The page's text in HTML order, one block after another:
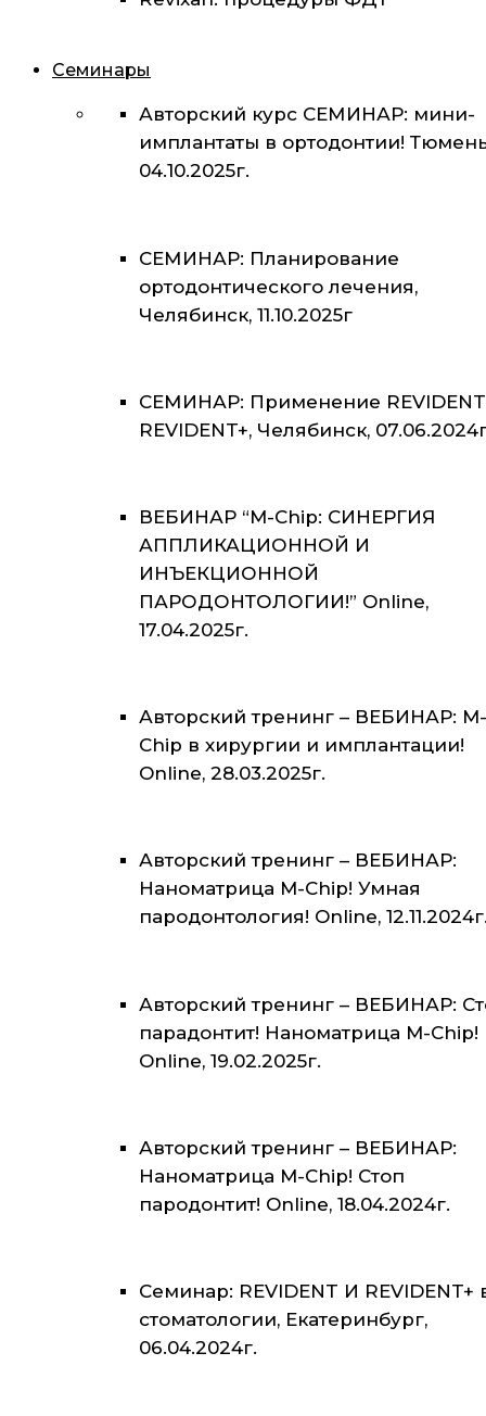
Семинары
Авторский курс СЕМИНАР: мини-
имплантаты в ортодонтии!
04.10.2025г.
СЕМИНАР: Планирование
ортодонтического лечения,
Челябинск, 11.10.2025г
СЕМИНАР: Применение
REVIDENT+, Челябинск,
ВЕБИНАР “M-Chip: СИНЕРГИЯ
АППЛИКАЦИОННОЙ И
ИНЪЕКЦИОННОЙ
ПАРОДОНТОЛОГИИ!” Online,
17.04.2025г.
Авторский тренинг – ВЕБИНАР: M-
Chip в хирургии и имплантации!
Online, 28.03.2025г.
Авторский тренинг – ВЕБИНАР:
Наноматрица M-Chip! Умная
пародонтология! Online,
Авторский тренинг – ВЕБИНАР:
парадонтит! Наноматрица M-Chip!
Online, 19.02.2025г.
Авторский тренинг – ВЕБИНАР:
Наноматрица M-Chip! Стоп
пародонтит! Online, 18.04.2024г.
Семинар: REVIDENT И REVIDENT+
стоматологии, Екатеринбург,
06.04.2024г.